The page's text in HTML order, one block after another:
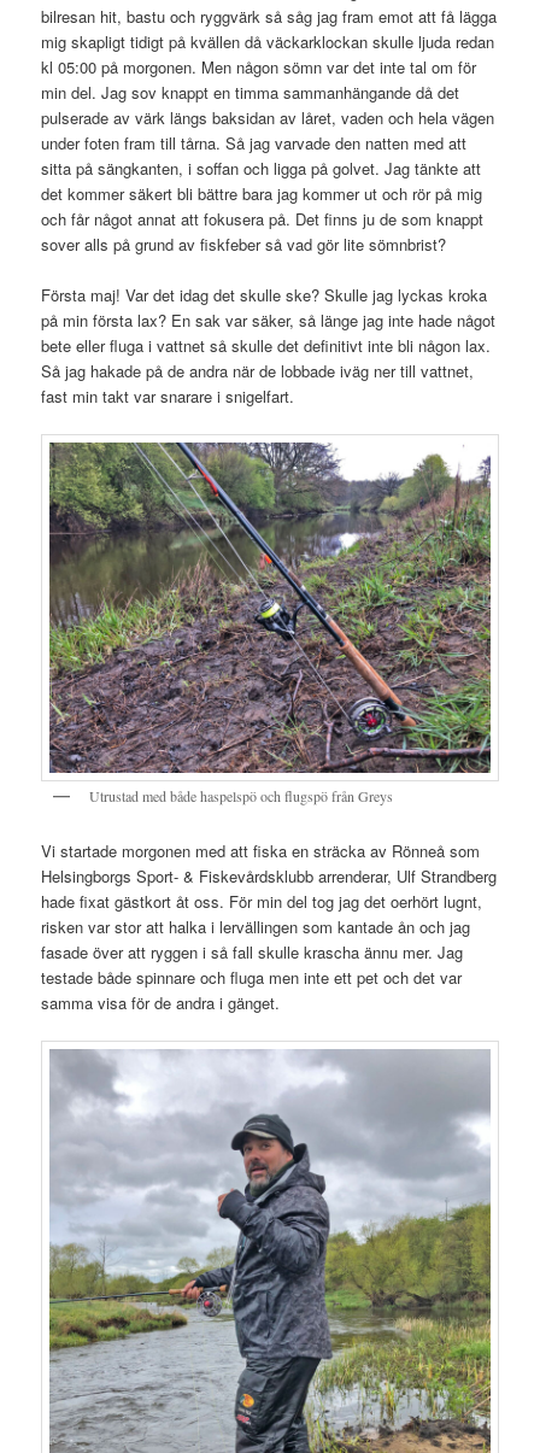
bilresan hit, bastu och ryggvärk så såg jag fram emot att få lägga
mig skapligt tidigt på kvällen då väckarklockan skulle ljuda redan
kl 05:00 på morgonen. Men någon sömn var det inte tal om för
min del. Jag sov knappt en timma sammanhängande då det
pulserade av värk längs baksidan av låret, vaden och hela vägen
under foten fram till tårna. Så jag varvade den natten med att
sitta på sängkanten, i soffan och ligga på golvet. Jag tänkte att
det kommer säkert bli bättre bara jag kommer ut och rör på mig
och får något annat att fokusera på. Det finns ju de som knappt
sover alls på grund av fiskfeber så vad gör lite sömnbrist?
Första maj! Var det idag det skulle ske? Skulle jag lyckas kroka
på min första lax? En sak var säker, så länge jag inte hade något
bete eller fluga i vattnet så skulle det definitivt inte bli någon lax.
Så jag hakade på de andra när de lobbade iväg ner till vattnet,
fast min takt var snarare i snigelfart.
Utrustad med både haspelspö och flugspö från Greys
Vi startade morgonen med att fiska en sträcka av Rönneå som
Helsingborgs Sport- & Fiskevårdsklubb arrenderar, Ulf Strandberg
hade fixat gästkort åt oss. För min del tog jag det oerhört lugnt,
risken var stor att halka i lervällingen som kantade ån och jag
fasade över att ryggen i så fall skulle krascha ännu mer. Jag
testade både spinnare och fluga men inte ett pet och det var
samma visa för de andra i gänget.